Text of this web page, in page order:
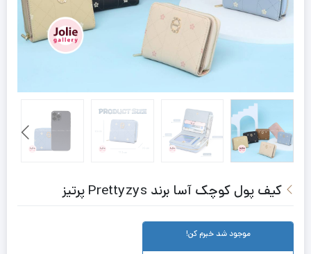
کیف پول کوچک آسا برند Prettyzys پرتیز
موجود شد خبرم کن!